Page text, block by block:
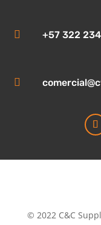
 +57 322

© 2022 C&C